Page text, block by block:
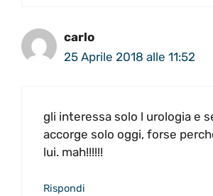
carlo
25 Aprile 2018 alle 11:52
gli interessa solo l urologia e
accorge solo oggi, forse
lui. mah!!!!!!
Rispondi